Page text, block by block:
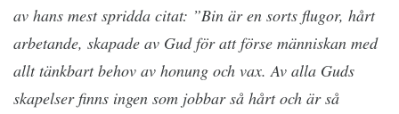
av hans mest spridda citat: ”Bin är en sorts flugor, hårt
arbetande, skapade av Gud för att förse människan med
allt tänkbart behov av honung och vax. Av alla Guds
skapelser finns ingen som jobbar så hårt och är så